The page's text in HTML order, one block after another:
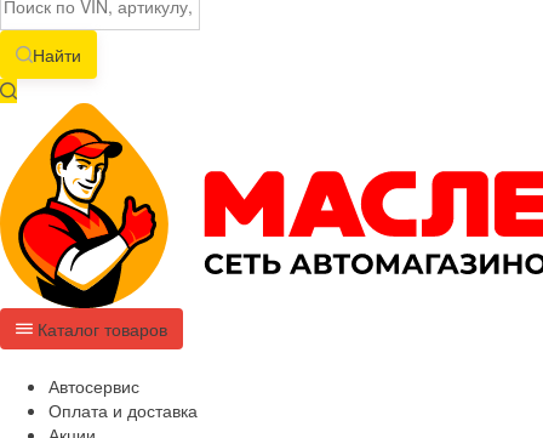
Найти
Каталог товаров
Автосервис
Оплата и доставка